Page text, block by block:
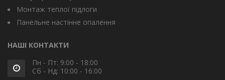
Монтаж теплої підлоги
Панельне настінне опалення
НАШІ КОНТАКТИ
Пн - Пт: 9:00 - 18:00
Сб - Нд: 10:00 - 16:00